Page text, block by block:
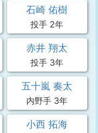
石崎 佑樹
投手 2年
赤井 翔太
投手 3年
五十嵐 奏太
内野手 3年
小西 拓海